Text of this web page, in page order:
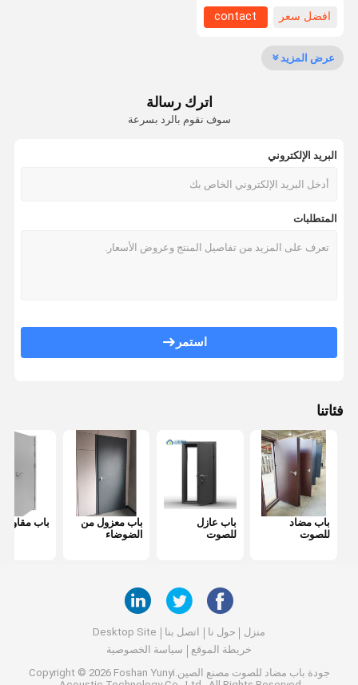
مراقبة الجودة اتصل بنا
باب مضاد للصوت
مقسم غرفة معلقة
غرفه هاتفية عازلة للصوت
صندوق اجتماعات المكتب
غطاء المكتب المتحرك
افضل سعر
contact
عرض المزيد
اترك رسالة
سوف نقوم بالرد بسرعة
البريد الإلكتروني
المتطلبات
استمر
فئاتنا
باب مضاد
للصوت
باب عازل
للصوت
باب معزول من
الضوضاء
باب مقاوم
منزل حول نا اتصل بنا
Desktop Site
خريطة الموقع
سياسة الخصوصية
جودة باب مضاد للصوت
مصنع الصين.Copyright © 2026 Foshan Yunyi